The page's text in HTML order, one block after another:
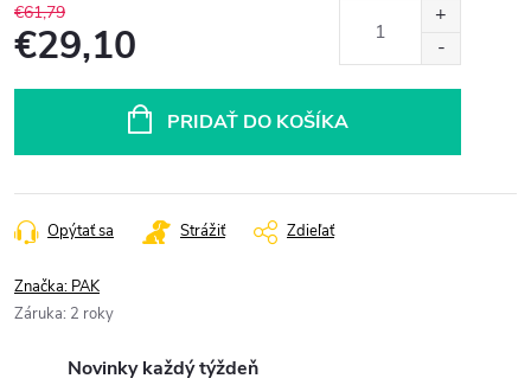
€61,79
€29,10
PRIDAŤ DO KOŠÍKA
Opýtať sa Strážiť Zdieľať
Značka: PAK
Záruka: 2 roky
Novinky každý týždeň